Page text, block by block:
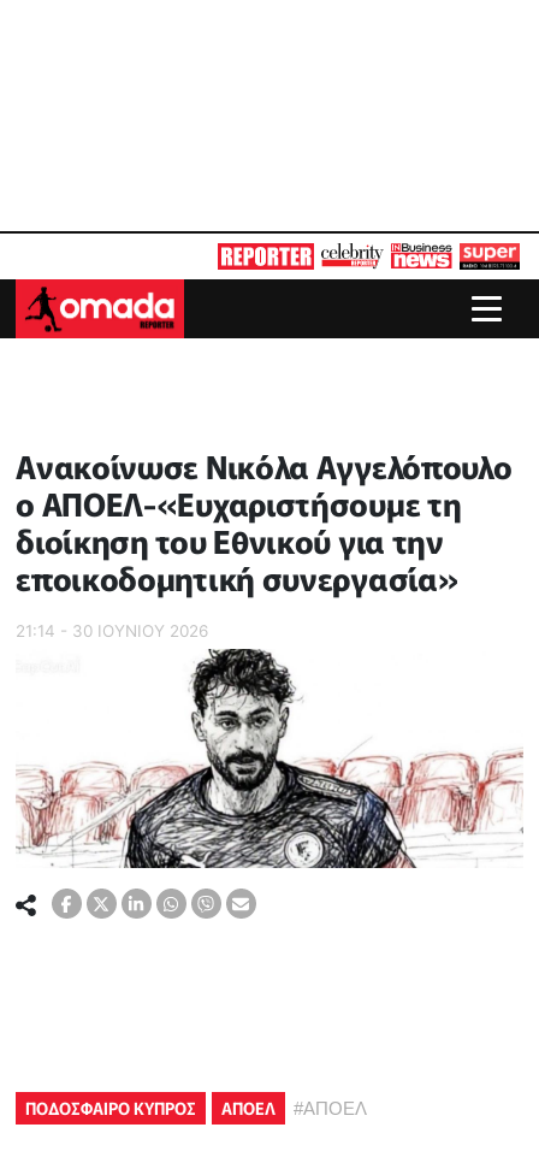
Ανακοίνωσε Νικόλα Αγγελόπουλο
ο ΑΠΟΕΛ-«Ευχαριστήσουμε τη
διοίκηση του Εθνικού για την
εποικοδομητική συνεργασία»
21:14 - 30 ΙΟΥΝΙΟΥ 2026
ΠΟΔΟΣΦΑΙΡΟ ΚΥΠΡΟΣ ΑΠΟΕΛ #ΑΠΟΕΛ